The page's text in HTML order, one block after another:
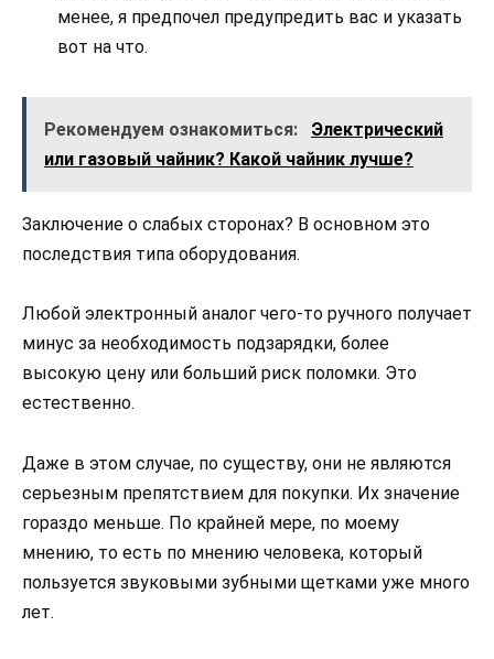
менее, я предпочел предупредить вас и указать
вот на что.
Рекомендуем ознакомиться:
Электрический
или газовый чайник? Какой чайник лучше?
Заключение о слабых сторонах? В основном это
последствия типа оборудования.
Любой электронный аналог чего-то ручного получает
минус за необходимость подзарядки, более
высокую цену или больший риск поломки. Это
естественно.
Даже в этом случае, по существу, они не являются
серьезным препятствием для покупки. Их значение
гораздо меньше. По крайней мере, по моему
мнению, то есть по мнению человека, который
пользуется звуковыми зубными щетками уже много
лет.